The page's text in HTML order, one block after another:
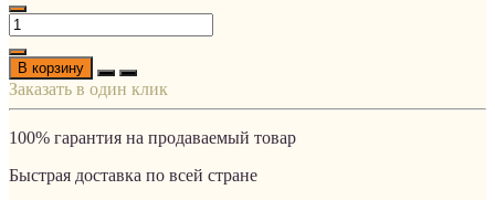
В корзину
Заказать в один клик
100% гарантия на продаваемый товар
Быстрая доставка по всей стране